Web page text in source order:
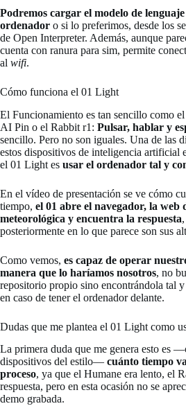
Podremos cargar el modelo de
ordenador o si lo preferimos, desde los
de Open Interpreter. Además, aunque
cuenta con ranura para sim, permite
al wifi.
Cómo funciona el 01 Light
El Funcionamiento es tan sencillo como
AI Pin o el Rabbit r1: Pulsar, hablar y
sencillo. Pero no son iguales. Una de las
estos dispositivos de inteligencia artificial
el 01 Light es usar el ordenador tal y
En el vídeo de presentación se ve cómo
tiempo, el 01 abre el navegador, la web
meteorológica y encuentra la respuesta
posteriormente en lo que parece son sus
Como vemos, es capaz de operar
manera que lo haríamos nosotros, no
repositorio propio sino encontrándola tal
en caso de tener el ordenador delante.
Dudas que me plantea el 01 Light como
La primera duda que me genera esto es
dispositivos del estilo— cuánto tiempo
proceso, ya que el Humane era lento, el
respuesta, pero en esta ocasión no se
demo grabada.